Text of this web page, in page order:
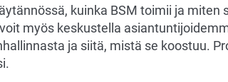
kuinka BSM toimii ja miten
myös keskustella
ja siitä, mistä se koostuu.